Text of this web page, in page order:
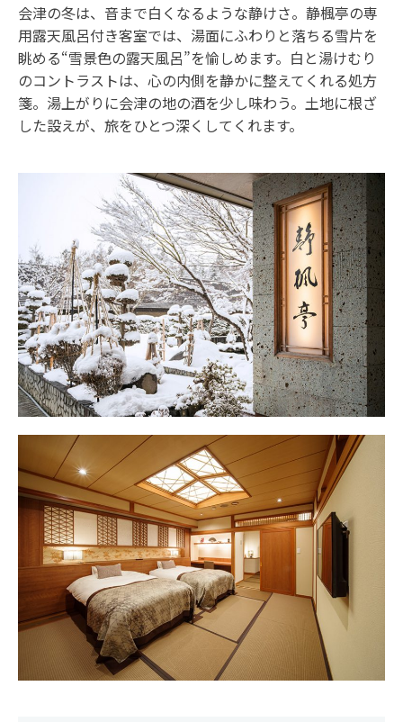
会津の冬は、音まで白くなるような静けさ。静楓亭の専
用露天風呂付き客室では、湯面にふわりと落ちる雪片を
眺める“雪景色の露天風呂”を愉しめます。白と湯けむり
のコントラストは、心の内側を静かに整えてくれる処方
箋。湯上がりに会津の地の酒を少し味わう。土地に根ざ
した設えが、旅をひとつ深くしてくれます。